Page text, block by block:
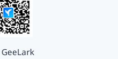
GeeLark